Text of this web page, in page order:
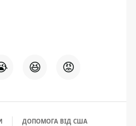
😆 😡
ДОПОМОГА ВІД США